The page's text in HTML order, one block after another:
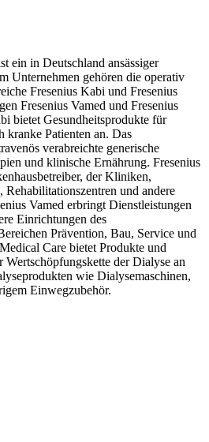
ein in Deutschland ansässiger
Unternehmen gehören die operativ
Fresenius Kabi und Fresenius
Fresenius Vamed und Fresenius
bietet Gesundheitsprodukte für
kranke Patienten an. Das
verabreichte generische
und klinische Ernährung. Fresenius
der Kliniken,
und andere
Vamed erbringt Dienstleistungen
Einrichtungen des
Prävention, Bau, Service und
Care bietet Produkte und
Wertschöpfungskette der Dialyse an
wie Dialysemaschinen,
Einwegzubehör.